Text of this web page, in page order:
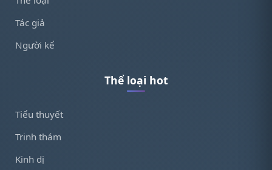
Tác giả
Người kể
Thể loại hot
Tiểu thuyết
Trinh thám
Kinh dị